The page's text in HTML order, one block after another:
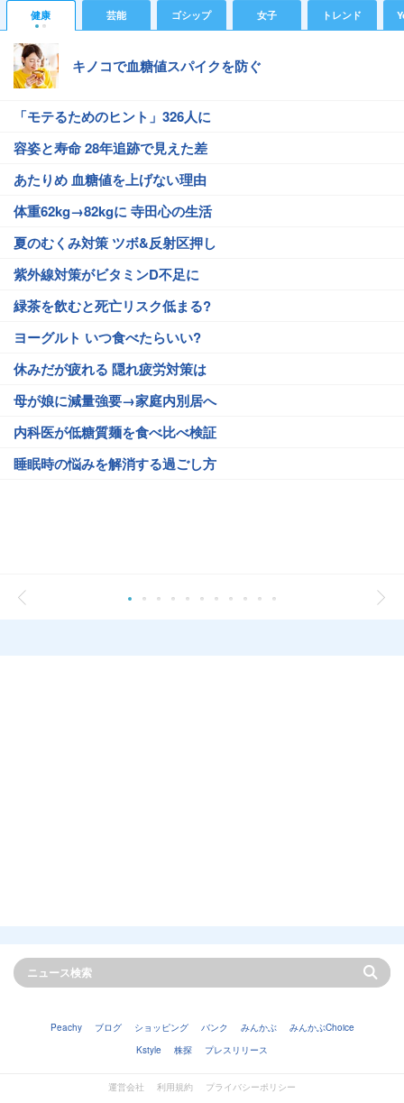
健康 芸能 ゴシップ 女子 トレンド
キノコで血糖値スパイクを防ぐ
「モテるためのヒント」326人に
容姿と寿命 28年追跡で見えた差
あたりめ 血糖値を上げない理由
体重62kg→82kgに 寺田心の生活
夏のむくみ対策 ツボ&反射区押し
紫外線対策がビタミンD不足に
緑茶を飲むと死亡リスク低まる?
ヨーグルト いつ食べたらいい?
休みだが疲れる 隠れ疲労対策は
母が娘に減量強要→家庭内別居へ
内科医が低糖質麺を食べ比べ検証
睡眠時の悩みを解消する過ごし方
Peachy ブログ ショッピング バンク みんかぶ
みんかぶChoice
Kstyle
株探 プレスリリース
運営会社 利用規約 プライバシーポリシー